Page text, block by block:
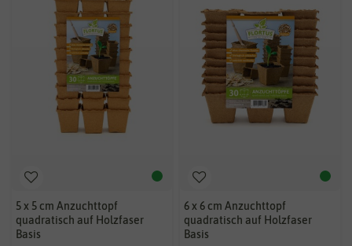
5 x 5 cm Anzuchttopf
quadratisch auf Holzfaser
Basis
6 x 6 cm Anzuchttopf
quadratisch auf Holzfaser
Basis